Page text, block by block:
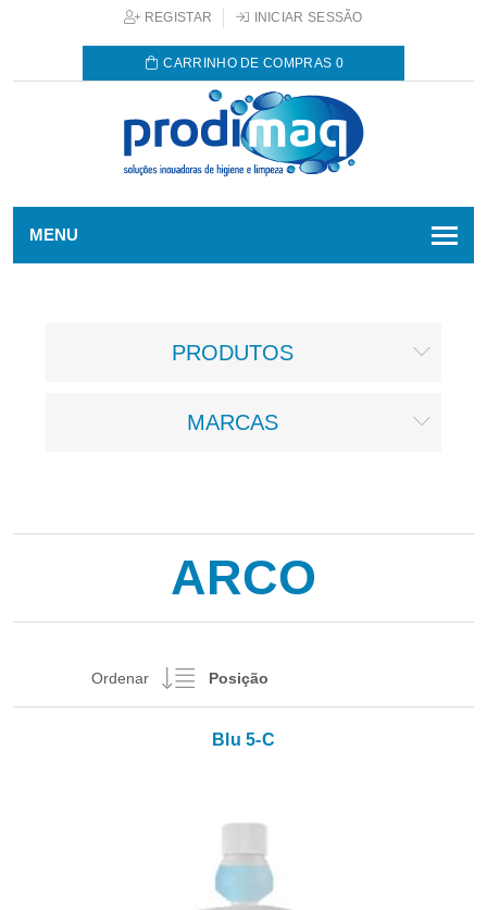
REGISTAR INICIAR SESSÃO
CARRINHO DE COMPRAS 0
MENU
PRODUTOS
MARCAS
ARCO
Ordenar
Blu 5-C